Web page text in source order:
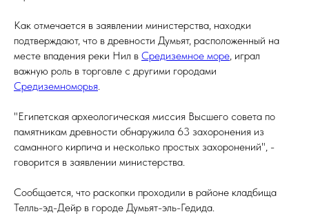
Как отмечается в заявлении министерства, находки
подтверждают, что в древности Думьят, расположенный на
месте впадения реки Нил в Средиземное море , играл
важную роль в торговле с другими городами
Средиземноморья
"Египетская археологическая миссия Высшего совета по
памятникам древности обнаружила 63 захоронения из
саманного кирпича и несколько простых захоронений", -
говорится в заявлении министерства.
Сообщается, что раскопки проходили в районе кладбища
Телль-эд-Дейр в городе Думьят-эль-Гедида.